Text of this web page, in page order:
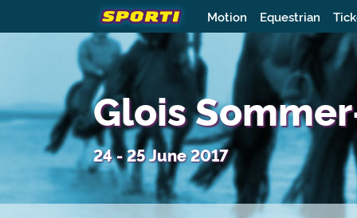
Motion Equestrian
Glois
24 - 25 June 2017